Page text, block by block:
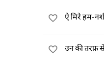
ऐ मिरे हम-
उन की तरफ़